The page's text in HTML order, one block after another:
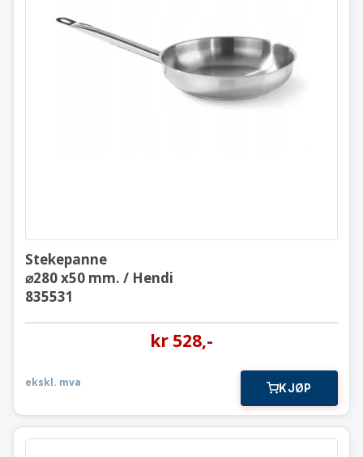
Stekepanne
⌀280 x50 mm. / Hendi
Stekepanne
⌀280 x50 mm. / Hendi
835531
kr 528,-
ekskl. mva KJØP